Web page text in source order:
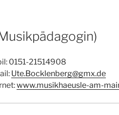
0151-21514908
Ute.Bocklenberg@gmx.de
www.musikhaeusle-am-